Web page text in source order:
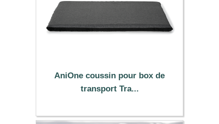
AniOne coussin pour box de
transport Tra...
24.99 €